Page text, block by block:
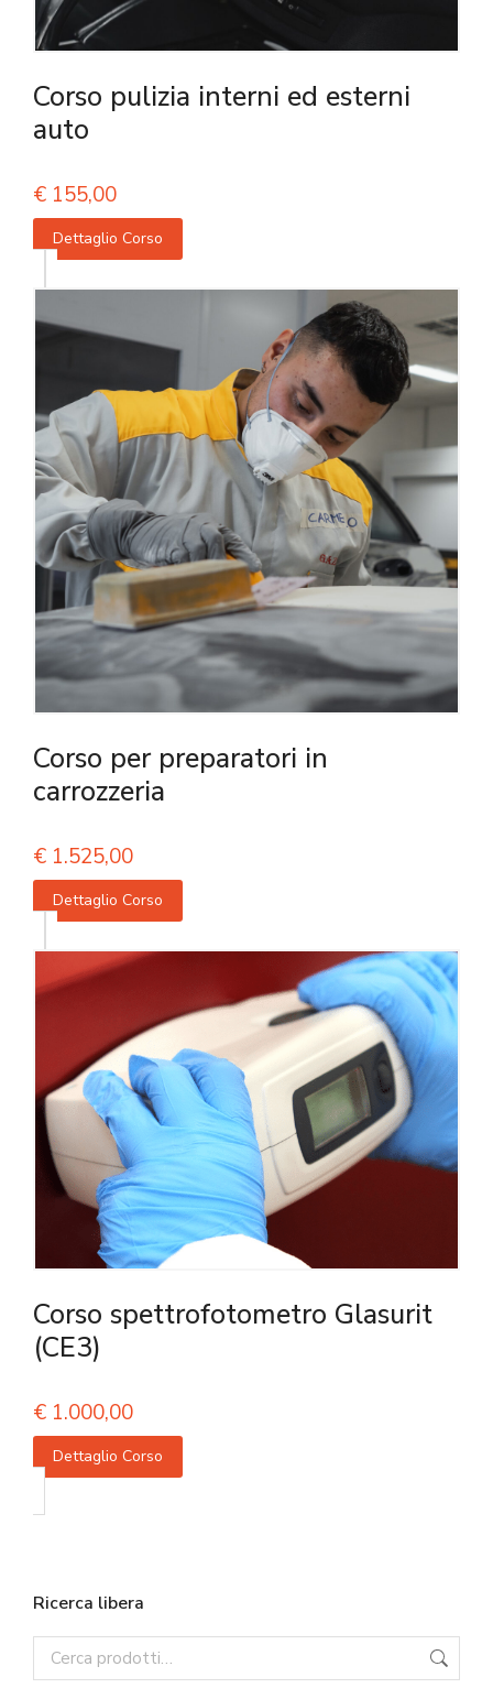
Corso pulizia interni ed esterni
auto
€ 155,00
Dettaglio Corso
Corso per preparatori in
carrozzeria
€ 1.525,00
Dettaglio Corso
Corso spettrofotometro Glasurit
(CE3)
€ 1.000,00
Dettaglio Corso
Ricerca libera